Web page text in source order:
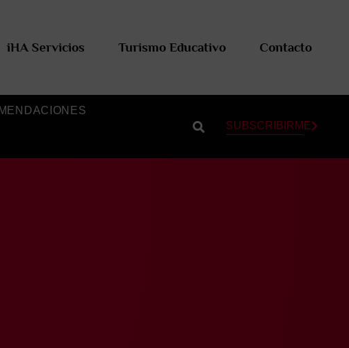
iHA Servicios Turismo Educativo Contacto
SUBSCRIBIRME